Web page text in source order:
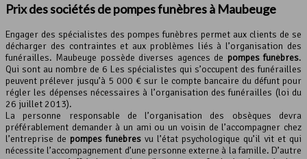
Prix des sociétés de pompes funèbres à Maubeuge
Engager des spécialistes des pompes funèbres permet aux clients de se
décharger des contraintes et aux problèmes liés à l’organisation des
funérailles. Maubeuge possède diverses agences de pompes funèbres.
Qui sont au nombre de 6 Les spécialistes qui s’occupent des funérailles
peuvent prélever jusqu’à 5 000 € sur le compte bancaire du défunt pour
régler les dépenses nécessaires à l’organisation des funérailles (loi du
26 juillet 2013).
La personne responsable de l’organisation des obsèques devra
préférablement demander à un ami ou un voisin de l’accompagner chez
l’entreprise de pompes funèbres vu l’état psychologique qu’il vit et qui
nécessite l’accompagnement d’une personne externe à la famille. D’autre